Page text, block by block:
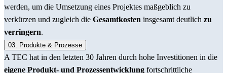
werden, um die Umsetzung eines Projektes maßgeblich zu
verkürzen und zugleich die Gesamtkosten insgesamt deutlich zu
verringern.
03. Produkte & Prozesse
A TEC hat in den letzten 30 Jahren durch hohe Investitionen in die
eigene Produkt- und Prozessentwicklung fortschrittliche